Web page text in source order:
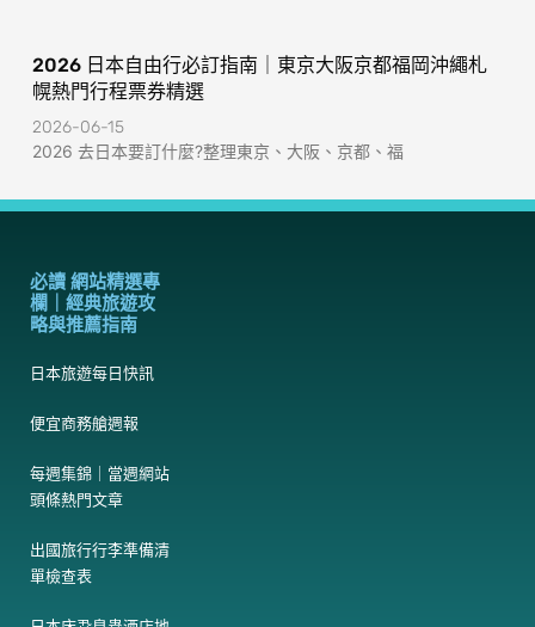
2026 日本自由行必訂指南｜東京大阪京都福岡沖繩札
幌熱門行程票券精選
2026-06-15
2026 去日本要訂什麼?整理東京、大阪、京都、福
必讀 網站精選專
欄｜經典旅遊攻
略與推薦指南
日本旅遊每日快訊
便宜商務艙週報
每週集錦｜當週網站
頭條熱門文章
出國旅行行李準備清
單檢查表